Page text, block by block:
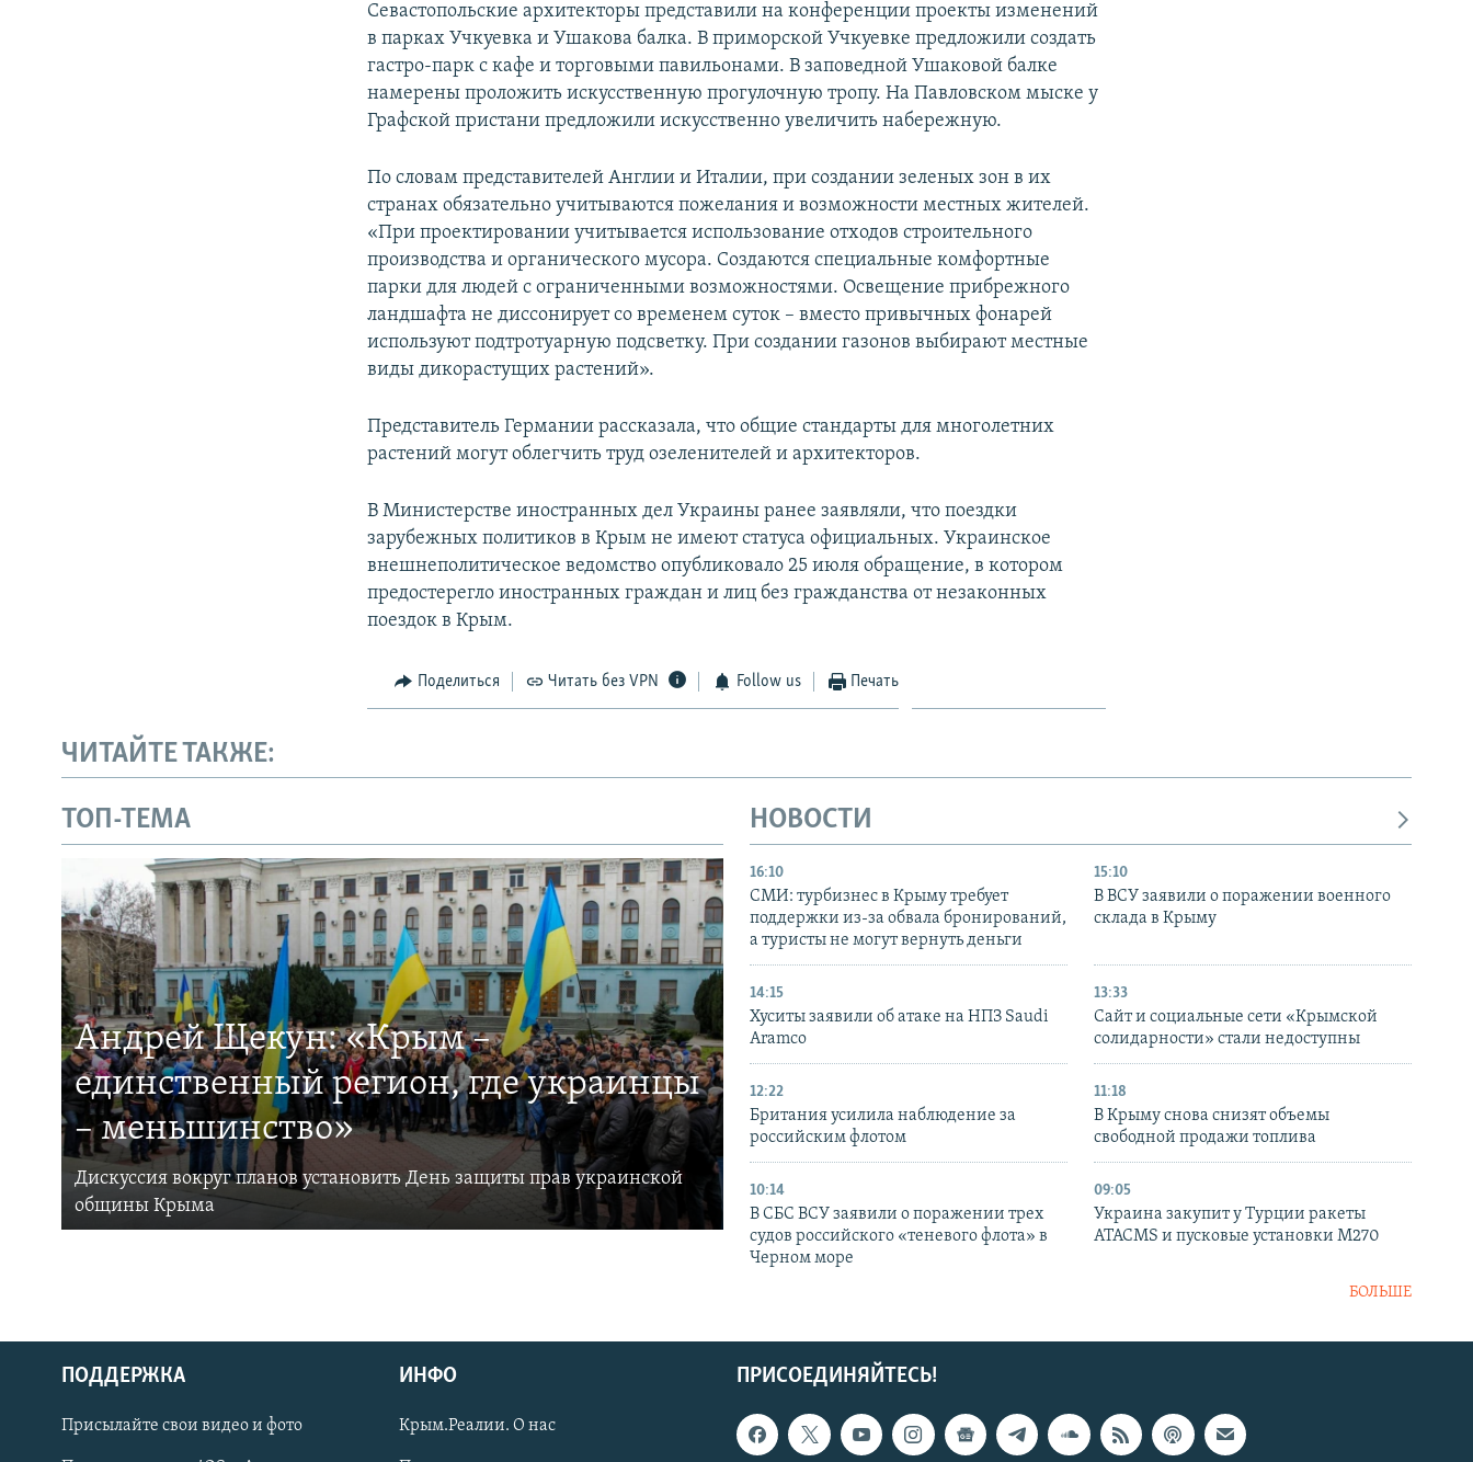
Українською
Севастопольские архитекторы представили на конференции проекты изменений
в парках Учкуевка и Ушакова балка. В приморской Учкуевке предложили создать
гастро-парк с кафе и торговыми павильонами. В заповедной Ушаковой балке
намерены проложить искусственную прогулочную тропу. На Павловском мыске у
Графской пристани предложили искусственно увеличить набережную.
По словам представителей Англии и Италии, при создании зеленых зон в их
странах обязательно учитываются пожелания и возможности местных жителей.
«При проектировании учитывается использование отходов строительного
производства и органического мусора. Создаются специальные комфортные
парки для людей с ограниченными возможностями. Освещение прибрежного
ландшафта не диссонирует со временем суток – вместо привычных фонарей
используют подтротуарную подсветку. При создании газонов выбирают местные
виды дикорастущих растений».
Представитель Германии рассказала, что общие стандарты для многолетних
растений могут облегчить труд озеленителей и архитекторов.
В Министерстве иностранных дел Украины ранее заявляли, что поездки
зарубежных политиков в Крым не имеют статуса официальных. Украинское
внешнеполитическое ведомство опубликовало 25 июля обращение, в котором
предостерегло иностранных граждан и лиц без гражданства от незаконных
поездок в Крым.
Поделиться Читать без VPN Follow us Печать
ЧИТАЙТЕ ТАКЖЕ:
ТОП-ТЕМА
Андрей Щекун: «Крым –
единственный регион, где украинцы
– меньшинство»
Дискуссия вокруг планов установить День защиты прав украинской
общины Крыма
НОВОСТИ
16:10
СМИ: турбизнес в Крыму требует
поддержки из-за обвала бронирований,
а туристы не могут вернуть деньги
15:10
В ВСУ заявили о поражении военного
склада в Крыму
14:15
Хуситы заявили об атаке на НПЗ Saudi
Aramco
13:33
Сайт и социальные сети «Крымской
солидарности» стали недоступны
12:22
Британия усилила наблюдение за
российским флотом
11:18
В Крыму снова снизят объемы
свободной продажи топлива
10:14
В СБС ВСУ заявили о поражении трех
судов российского «теневого флота» в
Черном море
09:05
Украина закупит у Турции ракеты
ATACMS и пусковые установки M270
БОЛЬШЕ
ПРИСОЕДИНЯЙТЕСЬ!
ПОДДЕРЖКА
Присылайте свои видео и фото
ИНФО
Крым.Реалии. О нас